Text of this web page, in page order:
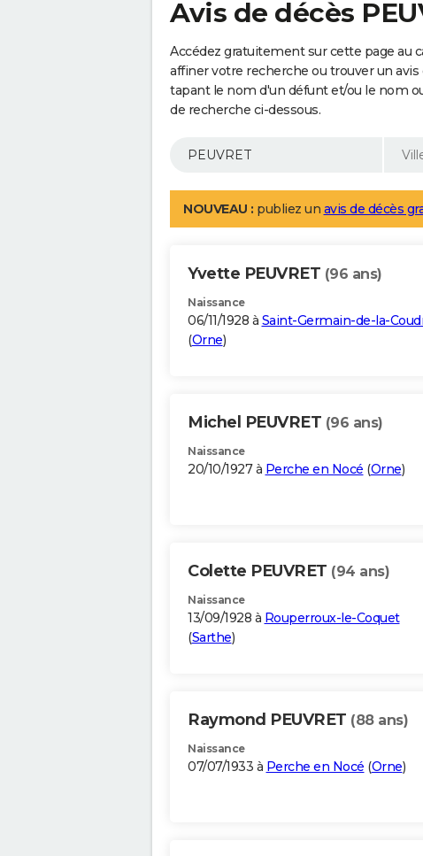
Avis de décès
Accédez gratuitement sur cette page au
affiner votre recherche ou trouver un
tapant le nom d'un défunt et/ou le nom
de recherche ci-dessous.
NOUVEAU : publiez un avis de décès
Yvette PEUVRET (96 ans)
Naissance
06/11/1928 à Saint-Germain-de-la-
(Orne)
Michel PEUVRET (96 ans)
Naissance
20/10/1927 à Perche en Nocé (Orne)
Colette PEUVRET (94 ans)
Naissance
13/09/1928 à Rouperroux-le-Coquet
(Sarthe)
Raymond PEUVRET (88 ans)
Naissance
07/07/1933 à Perche en Nocé (Orne)